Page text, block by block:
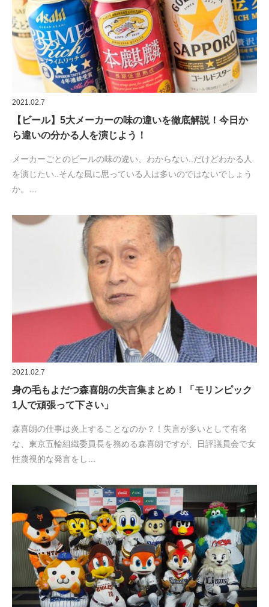
2021.02.7
【ビール】5大メーカーの味の違いを徹底解説！今日か
ら違いの分かる人を演じよう！
メーカーごとのビールの味の違い、わからない..だけどわかる人
を演じたい..そんな風に思っている人は多いのではないでしょう
か。…
2021.02.7
身の毛もよだつ森喜朗の失言集まとめ！「モリンピック
1人で頑張って下さい」
森喜朗の仕事は炎上することなのか？！失言が多いとして有名
な、東京五輪組織委員長を務める森喜朗ですが、日評議員会で女
性蔑視的な発言をし…